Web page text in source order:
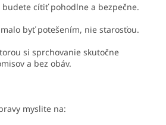
cítiť pohodlne a bezpečne.
byť potešením, nie starosťou.
si sprchovanie skutočne
a bez obáv.
myslite na: